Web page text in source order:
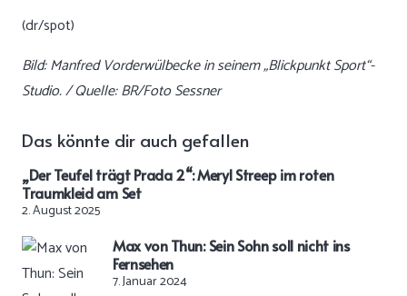
(dr/spot)
Bild: Manfred Vorderwülbecke in seinem „Blickpunkt Sport“-
Studio. / Quelle: BR/Foto Sessner
Das könnte dir auch gefallen
„Der Teufel trägt Prada 2“: Meryl Streep im roten
Traumkleid am Set
2. August 2025
Max von Thun: Sein Sohn soll nicht ins
Fernsehen
7. Januar 2024